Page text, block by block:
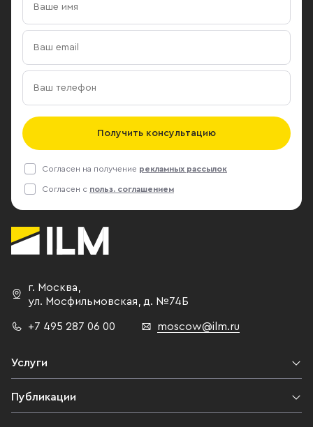
Получить консультацию
Согласен на получение рекламных рассылок
Согласен с польз. соглашением
г. Москва
ул. Мосфильмовская,
д. №74Б
+7 495 287 06 00 moscow@ilm.ru
Услуги
Публикации